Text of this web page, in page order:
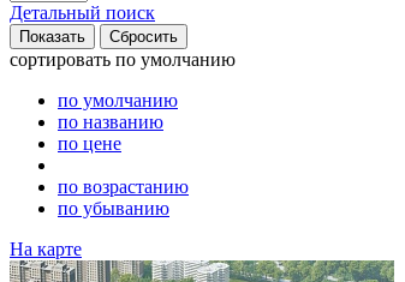
Детальный поиск
сортировать по умолчанию
по умолчанию
по названию
по цене
по возрастанию
по убыванию
На карте